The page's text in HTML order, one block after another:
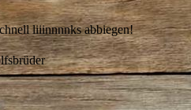
liiinnnnks abbiegen!